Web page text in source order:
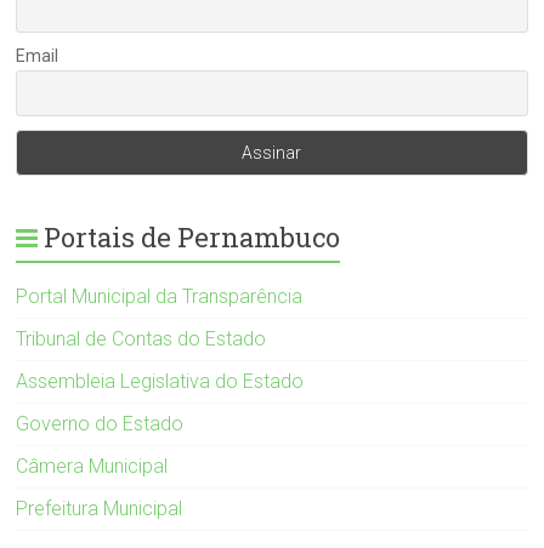
Email
Portais de Pernambuco
Portal Municipal da Transparência
Tribunal de Contas do Estado
Assembleia Legislativa do Estado
Governo do Estado
Câmera Municipal
Prefeitura Municipal